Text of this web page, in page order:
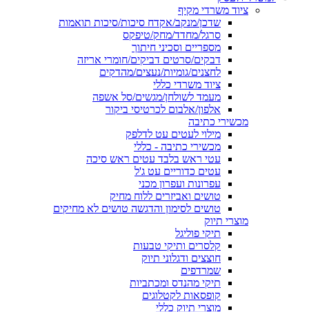
ציוד משרדי מקיף
שדכן/מנקב/אקדח סיכות/סיכות תואמות
סרגל/מחדד/מחק/טיפקס
מספריים וסכיני חיתוך
דבקים/סרטים דביקים/חומרי אריזה
לחצנים/גומיות/נעצים/מהדקים
ציוד משרדי כללי
מעמד לשולחן/מגשים/סל אשפה
אלפון/אלבום לכרטיסי ביקור
מכשירי כתיבה
מילוי לעטים עט לדלפק
מכשירי כתיבה - כללי
עטי ראש בלבד עטים ראש סיכה
עטים כדוריים עט ג'ל
עפרונות ועפרון מכני
טושים ואביזרים ללוח מחיק
טושים לסימון והדגשה טושים לא מחיקים
מוצרי תיוק
תיקי פוליגל
קלסרים ותיקי טבעות
חוצצים ודגלוני תיוק
שמרדפים
תיקי מהנדס ומכתביות
קופסאות לקטלוגים
מוצרי תיוק כללי